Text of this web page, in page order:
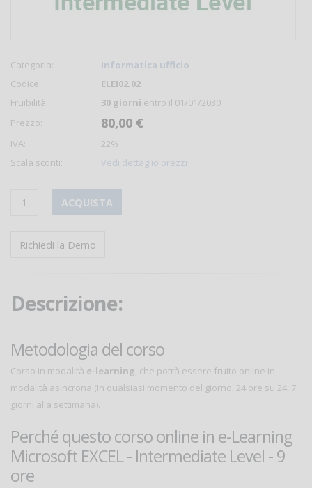
Categoria:
Informatica ufficio
Codice:
ELEI02.02
Fruibilità:
30 giorni entro il 01/01/2030
Prezzo:
80,00 €
IVA:
22%
Scala sconti:
Vedi dettaglio prezzi
ACQUISTA
Richiedi la Demo
Descrizione:
Metodologia del corso
Corso in modalità e-learning, che potrà essere fruito online in
modalità asincrona (in qualsiasi momento del giorno, 24 ore su 24, 7
giorni alla settimana).
Perché questo corso online in e-Learning
Microsoft EXCEL - Intermediate Level - 9
ore